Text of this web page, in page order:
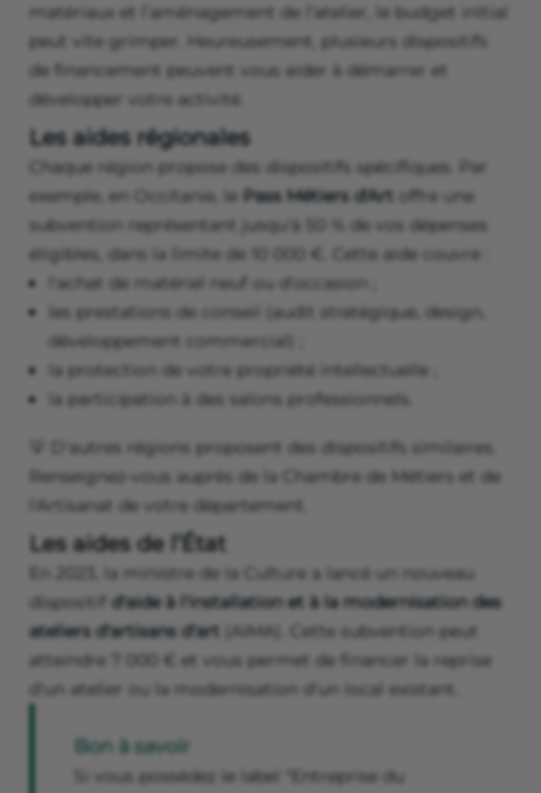
matériaux et l’aménagement de l’atelier, le budget initial
peut vite grimper. Heureusement, plusieurs dispositifs
de financement peuvent vous aider à démarrer et
développer votre activité.
Les aides régionales
Chaque région propose des dispositifs spécifiques. Par
exemple, en Occitanie, le Pass Métiers d'Art offre une
subvention représentant jusqu'à 50 % de vos dépenses
éligibles, dans la limite de 10 000 €. Cette aide couvre :
l'achat de matériel neuf ou d'occasion ;
les prestations de conseil (audit stratégique, design,
développement commercial) ;
la protection de votre propriété intellectuelle ;
la participation à des salons professionnels.
💡 D'autres régions proposent des dispositifs similaires.
Renseignez-vous auprès de la Chambre de Métiers et de
l'Artisanat de votre département.
Les aides de l’État
En 2023, la ministre de la Culture a lancé un nouveau
dispositif
d'aide à l'installation et à la modernisation des
ateliers d'artisans d'art (AIMA). Cette subvention peut
atteindre 7 000 € et vous permet de financer la reprise
d'un atelier ou la modernisation d'un local existant.
Bon à savoir
Si vous possédez le label "Entreprise du